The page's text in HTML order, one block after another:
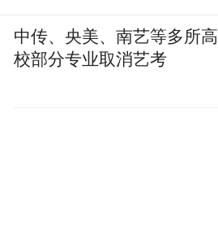
中传、央美、南艺等多所高
校部分专业取消艺考